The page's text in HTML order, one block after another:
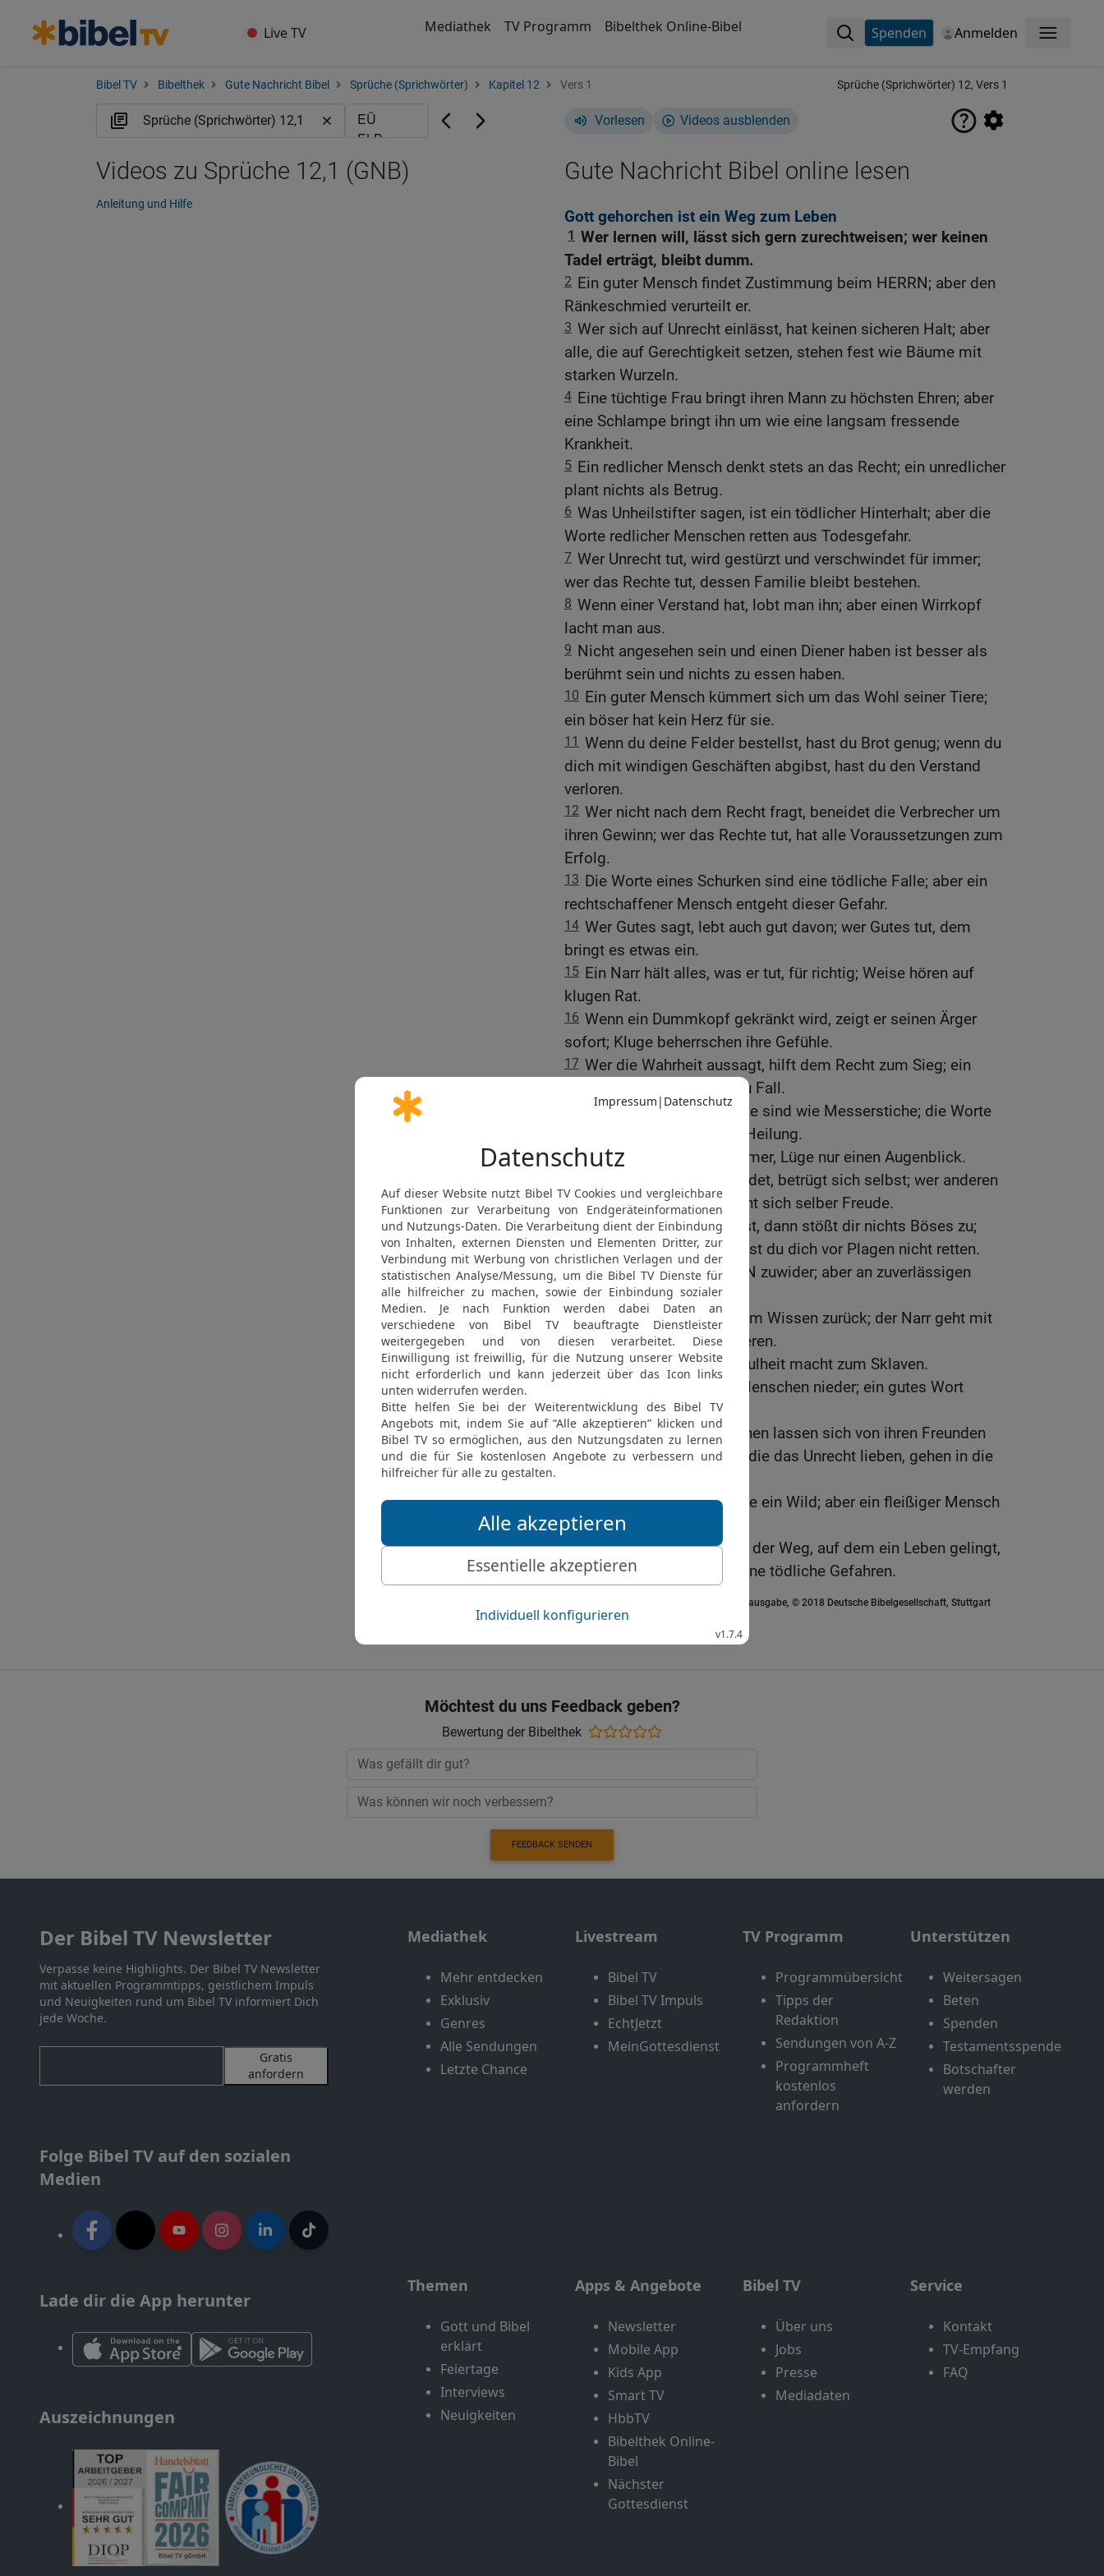
Live TV Mediathek TV Programm Bibelthek Online-Bibel Spenden Anmelden Menü
Bibel TV Bibelthek Gute Nachricht Bibel Sprüche (Sprichwörter) Kapitel 12 Vers 1 Sprüche (Sprichwörter) 12, Vers 1
Vorlesen Videos ausblenden
Gute Nachricht Bibel online lesen
Gott gehorchen ist ein Weg zum Leben
1 Wer lernen will, lässt sich gern zurechtweisen; wer keinen
Tadel erträgt, bleibt dumm.
2 Ein guter Mensch findet Zustimmung beim HERRN; aber den
Ränkeschmied verurteilt er.
3 Wer sich auf Unrecht einlässt, hat keinen sicheren Halt; aber
alle, die auf Gerechtigkeit setzen, stehen fest wie Bäume mit
starken Wurzeln.
4 Eine tüchtige Frau bringt ihren Mann zu höchsten Ehren; aber
eine Schlampe bringt ihn um wie eine langsam fressende
Krankheit.
5 Ein redlicher Mensch denkt stets an das Recht; ein unredlicher
plant nichts als Betrug.
6 Was Unheilstifter sagen, ist ein tödlicher Hinterhalt; aber die
Worte redlicher Menschen retten aus Todesgefahr.
7 Wer Unrecht tut, wird gestürzt und verschwindet für immer;
wer das Rechte tut, dessen Familie bleibt bestehen.
8 Wenn einer Verstand hat, lobt man ihn; aber einen Wirrkopf
lacht man aus.
9 Nicht angesehen sein und einen Diener haben ist besser als
berühmt sein und nichts zu essen haben.
10 Ein guter Mensch kümmert sich um das Wohl seiner Tiere;
ein böser hat kein Herz für sie.
11 Wenn du deine Felder bestellst, hast du Brot genug; wenn du
dich mit windigen Geschäften abgibst, hast du den Verstand
verloren.
12 Wer nicht nach dem Recht fragt, beneidet die Verbrecher um
ihren Gewinn; wer das Rechte tut, hat alle Voraussetzungen zum
Erfolg.
13 Die Worte eines Schurken sind eine tödliche Falle; aber ein
rechtschaffener Mensch entgeht dieser Gefahr.
14 Wer Gutes sagt, lebt auch gut davon; wer Gutes tut, dem
bringt es etwas ein.
15 Ein Narr hält alles, was er tut, für richtig; Weise hören auf
klugen Rat.
16 Wenn ein Dummkopf gekränkt wird, zeigt er seinen Ärger
sofort; Kluge beherrschen ihre Gefühle.
17 Wer die Wahrheit aussagt, hilft dem Recht zum Sieg; ein
falscher Zeuge bringt es zu Fall.
Die Worte mancher Leute sind wie Messerstiche; die Worte
weiser Menschen bringen Heilung.
19 Wahrheit besteht für immer, Lüge nur einen Augenblick.
Wer böse Pläne schmiedet, betrügt sich selbst; wer anderen
hilfreichen Rat erteilt, macht sich selber Freude.
21 Wenn du das Rechte tust, dann stößt dir nichts Böses zu;
wenn du Unrecht tust, kannst du dich vor Plagen nicht retten.
22 Lügner sind dem HERRN zuwider; aber an zuverlässigen
Menschen hat er Gefallen.
23 Der Kluge hält mit seinem Wissen zurück; der Narr geht mit
seiner Unwissenheit hausieren.
24 Fleiß führt zu Macht, Faulheit macht zum Sklaven.
Sorgen drücken einen Menschen nieder; ein gutes Wort
richtet ihn auf.
26 Rechtschaffene Menschen lassen sich von ihren Freunden
den Weg zeigen, aber alle, die das Unrecht lieben, gehen in die
27 Ein fauler Jäger fängt nie ein Wild; aber ein fleißiger Mensch
sammelt seltene Schätze.
28 Stets das Rechte tun ist der Weg, auf dem ein Leben gelingt,
eine gut gebaute Straße ohne tödliche Gefahren.
Gute Nachricht Bibel, durchgesehene Neuausgabe, © 2018 Deutsche Bibelgesellschaft, Stuttgart
Videos zu Sprüche 12,1 (GNB)
Anleitung und Hilfe
Möchtest du uns Feedback geben?
Bewertung der Bibelthek
FEEDBACK SENDEN
Der Bibel TV Newsletter
Verpasse keine Highlights. Der Bibel TV Newsletter
mit aktuellen Programmtipps, geistlichem Impuls
und Neuigkeiten rund um Bibel TV informiert Dich
jede Woche.
Gratis
anfordern
Folge Bibel TV auf den sozialen
Medien
Lade dir die App herunter
Auszeichnungen
Mediathek
Mehr entdecken
Exklusiv
Genres
Alle Sendungen
Letzte Chance
Livestream
Bibel TV
Bibel TV Impuls
EchtJetzt
MeinGottesdienst
TV Programm
Programmübersicht
Tipps der
Redaktion
Sendungen von A-Z
Programmheft
kostenlos
anfordern
Unterstützen
Weitersagen
Beten
Spenden
Testamentsspende
Botschafter
werden
Themen
Gott und Bibel
erklärt
Feiertage
Interviews
Neuigkeiten
Apps & Angebote
Newsletter
Mobile App
Kids App
Smart TV
HbbTV
Bibelthek Online-
Bibel
Nächster
Gottesdienst
Bibel TV
Über uns
Jobs
Presse
Mediadaten
Service
Kontakt
TV-Empfang
FAQ